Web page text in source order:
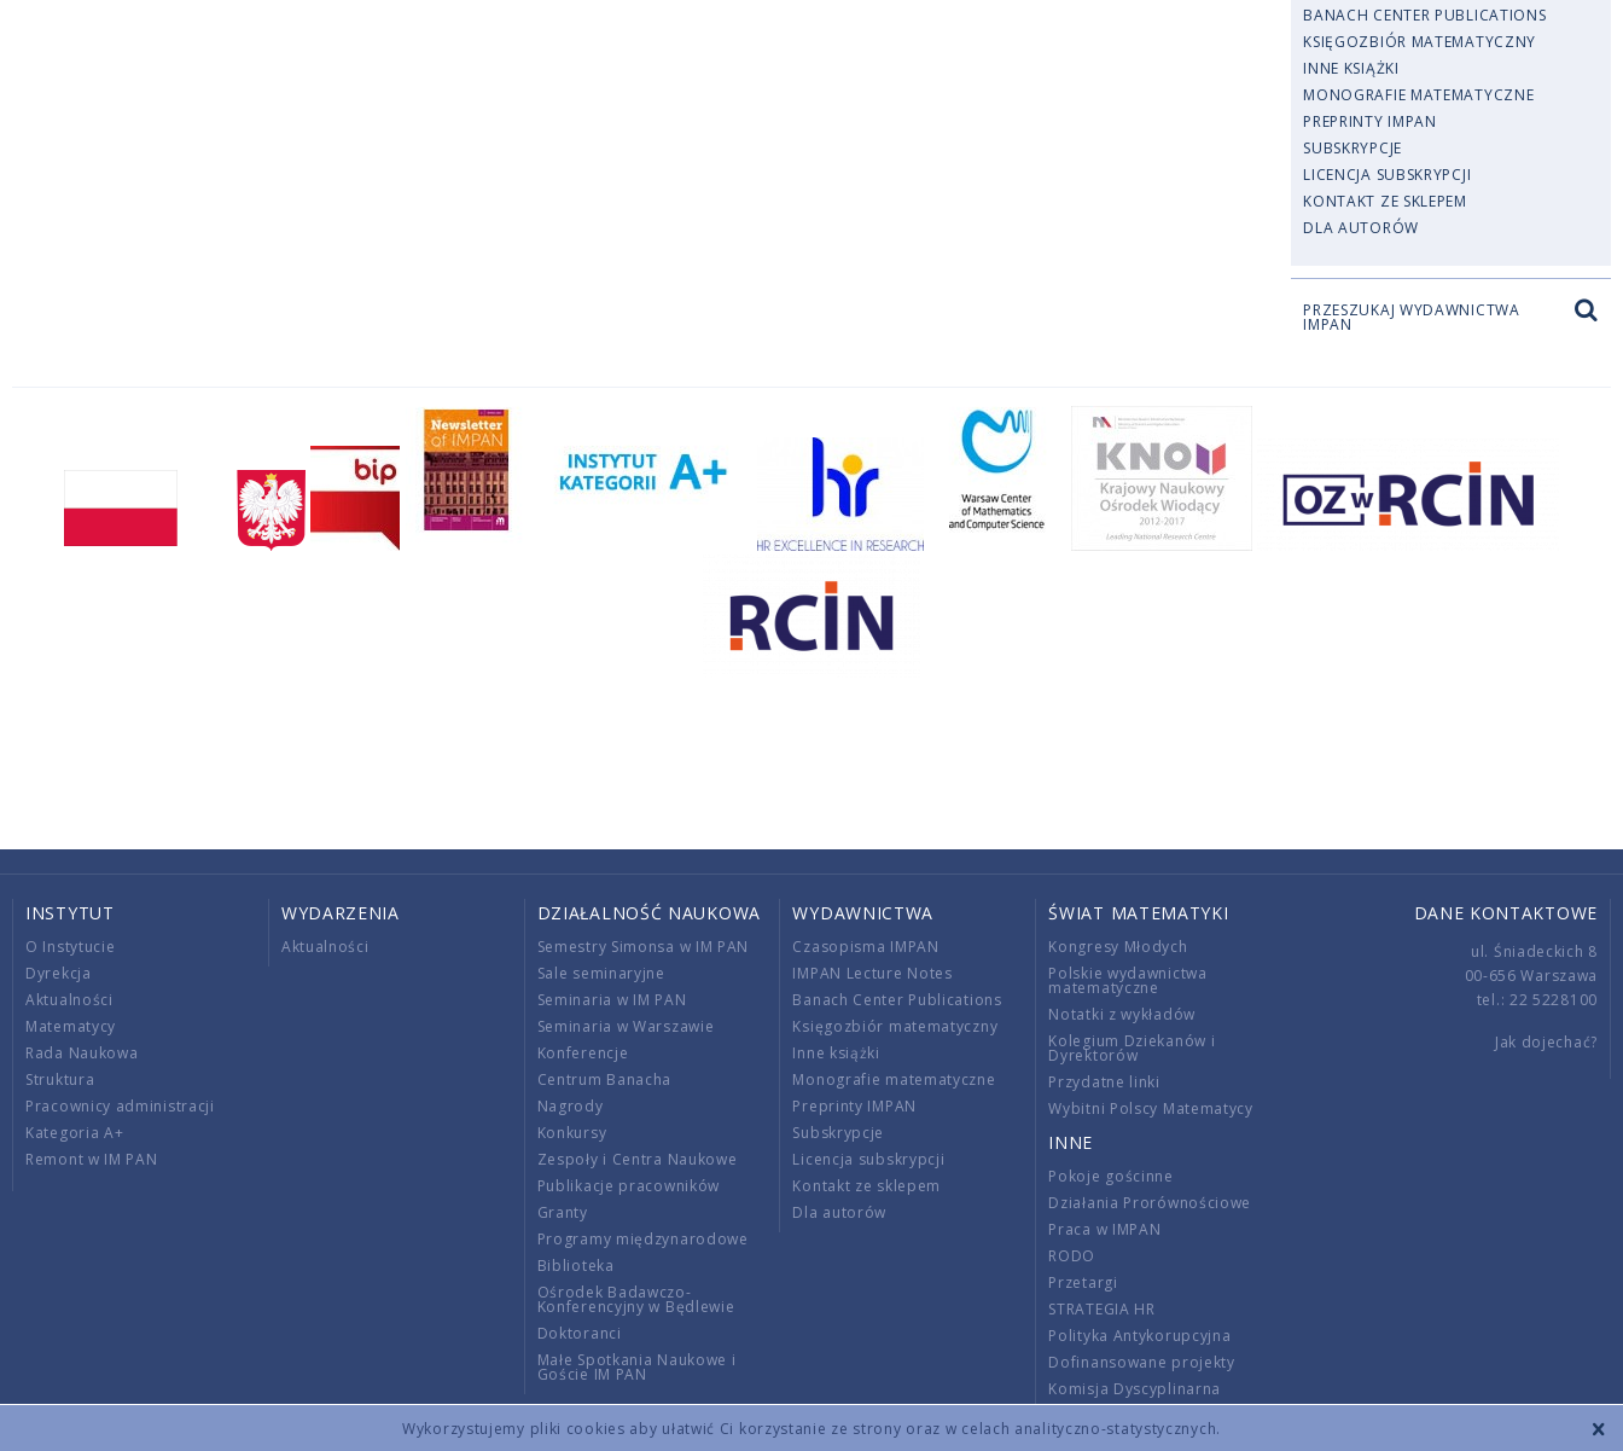
Wykorzystujemy pliki cookies aby ułatwić Ci korzystanie ze strony oraz w celach analityczno-statystycznych.
BANACH CENTER PUBLICATIONS
KSIĘGOZBIÓR MATEMATYCZNY
INNE KSIĄŻKI
MONOGRAFIE MATEMATYCZNE
PREPRINTY IMPAN
SUBSKRYPCJE
LICENCJA SUBSKRYPCJI
KONTAKT ZE SKLEPEM
DLA AUTORÓW
PRZESZUKAJ WYDAWNICTWA
IMPAN
INSTYTUT
O Instytucie
Dyrekcja
Aktualności
Matematycy
Rada Naukowa
Struktura
Pracownicy administracji
Kategoria A+
Remont w IM PAN
WYDARZENIA
Aktualności
DZIAŁALNOŚĆ NAUKOWA
Semestry Simonsa w IM PAN
Sale seminaryjne
Seminaria w IM PAN
Seminaria w Warszawie
Konferencje
Centrum Banacha
Nagrody
Konkursy
Zespoły i Centra Naukowe
Publikacje pracowników
Granty
Programy międzynarodowe
Biblioteka
Ośrodek Badawczo-
Konferencyjny w Będlewie
Doktoranci
Małe Spotkania Naukowe i
Goście IM PAN
WYDAWNICTWA
Czasopisma IMPAN
IMPAN Lecture Notes
Banach Center Publications
Księgozbiór matematyczny
Inne książki
Monografie matematyczne
Preprinty IMPAN
Subskrypcje
Licencja subskrypcji
Kontakt ze sklepem
Dla autorów
ŚWIAT MATEMATYKI
Kongresy Młodych
Polskie wydawnictwa
matematyczne
Notatki z wykładów
Kolegium Dziekanów i
Dyrektorów
Przydatne linki
Wybitni Polscy Matematycy
INNE
Pokoje gościnne
Działania Prorównościowe
Praca w IMPAN
RODO
Przetargi
STRATEGIA HR
Polityka Antykorupcyjna
Dofinansowane projekty
Komisja Dyscyplinarna
Wnoszenie opłat
DANE KONTAKTOWE
ul. Śniadeckich 8
00-656 Warszawa
tel.: 22 5228100
Jak dojechać?